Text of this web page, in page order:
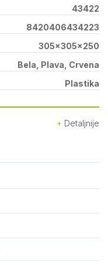
43422
8420406434223
305x305x250
Bela, Plava, Crvena
Plastika
Detaljnije